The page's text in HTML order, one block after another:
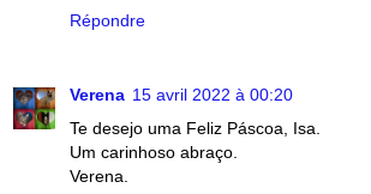
Répondre
Verena 15 avril 2022 à 00:20
Te desejo uma Feliz Páscoa, Isa.
Um carinhoso abraço.
Verena.